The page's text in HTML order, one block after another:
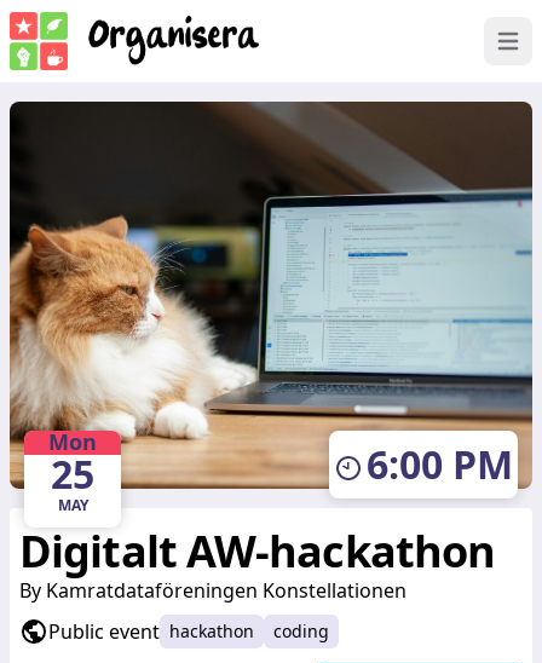
Mon
25
MAY
6:00 PM
Digitalt AW-hackathon
By Kamratdataföreningen Konstellationen
Public event hackathon coding